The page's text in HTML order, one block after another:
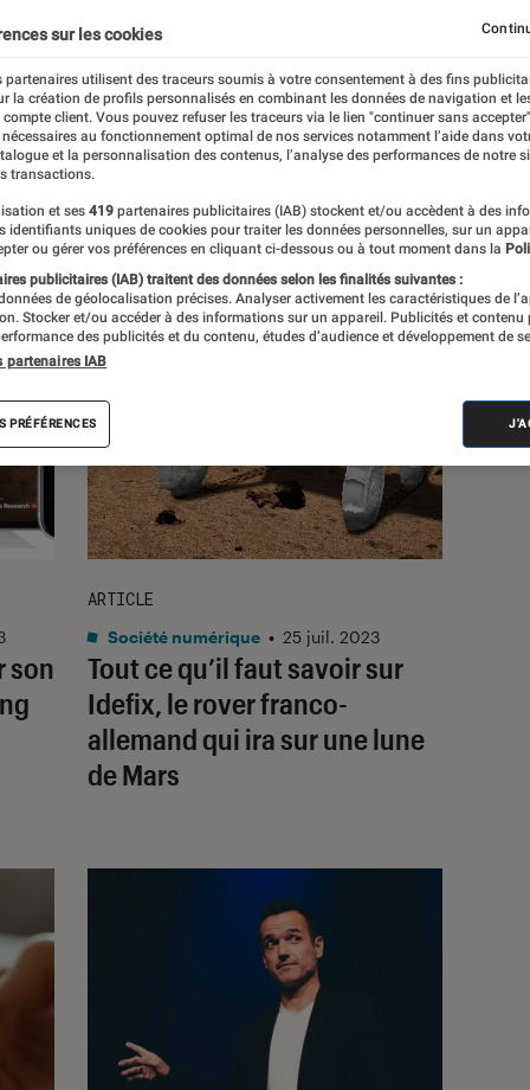
Tests
son
Tout ce qu’il faut savoir sur
Idefix, le rover franco-
allemand qui ira sur une lune
de Mars
ARTICLE
Société numérique • 25 juil. 2023
sur les cookies
partenaires utilisent des traceurs soumis à votre consentement à des fins
la création de profils personnalisés en combinant les données de navigation et
compte client. Vous pouvez refuser les traceurs via le lien "continuer sans
au fonctionnement optimal de nos services notamment l’aide dans
et la personnalisation des contenus, l’analyse des performances de notre
transactions.
et ses 419 partenaires publicitaires (IAB) stockent et/ou accèdent à des
identifiants uniques de cookies pour traiter les données personnelles, sur un
ou gérer vos préférences en cliquant ci-dessous ou à tout moment dans la
publicitaires (IAB) traitent des données selon les finalités suivantes :
de géolocalisation précises. Analyser activement les caractéristiques de
Stocker et/ou accéder à des informations sur un appareil. Publicités et contenu
des publicités et du contenu, études d’audience et développement de
partenaires IAB
PRÉFÉRENCES